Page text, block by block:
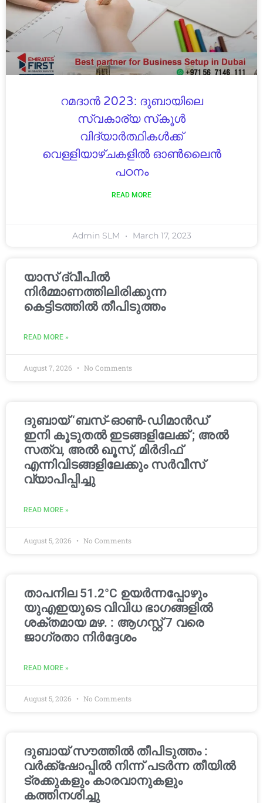
റമദാൻ 2023: ദുബായിലെ
സ്വകാര്യ സ്‌കൂൾ
വിദ്യാർത്ഥികൾക്ക്
വെള്ളിയാഴ്ചകളിൽ ഓൺലൈൻ
പഠനം
READ MORE
Admin SLM March 17, 2023
യാസ് ദ്വീപിൽ
നിർമ്മാണത്തിലിരിക്കുന്ന
കെട്ടിടത്തിൽ തീപിടുത്തം
READ MORE »
August 7, 2026 No Comments
ദുബായ് ‘ബസ്-ഓൺ-ഡിമാൻഡ്’
ഇനി കൂടുതൽ ഇടങ്ങളിലേക്ക് ; അൽ
സത്വ, അൽ ഖൂസ്, മിർദിഫ്
എന്നിവിടങ്ങളിലേക്കും സർവീസ്
വ്യാപിപ്പിച്ചു
READ MORE »
August 5, 2026 No Comments
താപനില 51.2°C ഉയർന്നപ്പോഴും
യുഎഇയുടെ വിവിധ ഭാഗങ്ങളിൽ
ശക്തമായ മഴ. : ആഗസ്റ്റ് 7 വരെ
ജാഗ്രതാ നിർദ്ദേശം
READ MORE »
August 5, 2026 No Comments
ദുബായ് സൗത്തിൽ തീപിടുത്തം :
വർക്ക്‌ഷോപ്പിൽ നിന്ന് പടർന്ന തീയിൽ
ട്രക്കുകളും കാരവാനുകളും
കത്തിനശിച്ചു